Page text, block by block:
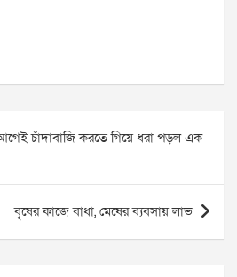
চাঁদাবাজি করতে গিয়ে ধরা পড়ল এক
বৃষের কাজে বাধা, মেষের ব্যবসায় লাভ